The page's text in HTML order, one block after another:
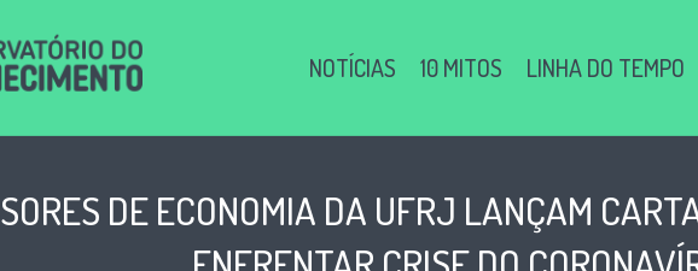
NOTÍCIAS 10 MITOS LINHA DO TEMPO
DE ECONOMIA DA UFRJ LANÇAM